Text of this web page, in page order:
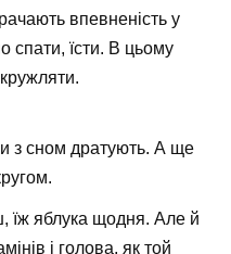
впевненість у
спати, їсти. В цьому
з сном дратують. А ще
їж яблука щодня. Але й
і голова, як той